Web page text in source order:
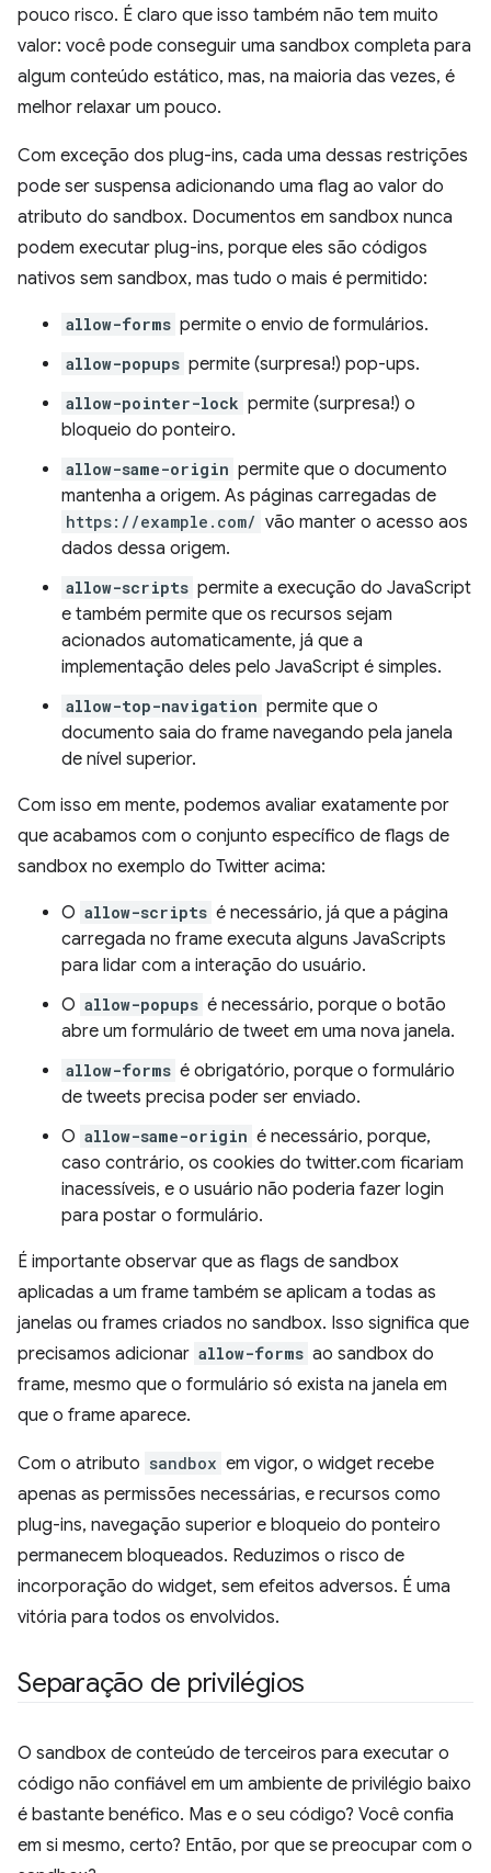
pouco risco. É claro que isso também não tem muito
valor: você pode conseguir uma sandbox completa para
algum conteúdo estático, mas, na maioria das vezes, é
melhor relaxar um pouco.
Com exceção dos plug-ins, cada uma dessas restrições
pode ser suspensa adicionando uma flag ao valor do
atributo do sandbox. Documentos em sandbox nunca
podem executar plug-ins, porque eles são códigos
nativos sem sandbox, mas tudo o mais é permitido:
allow-forms permite o envio de formulários.
allow-popups permite (surpresa!) pop-ups.
allow-pointer-lock permite (surpresa!) o
bloqueio do ponteiro.
allow-same-origin permite que o documento
mantenha a origem. As páginas carregadas de
https://example.com/ vão manter o acesso aos
dados dessa origem.
allow-scripts permite a execução do JavaScript
e também permite que os recursos sejam
acionados automaticamente, já que a
implementação deles pelo JavaScript é simples.
allow-top-navigation permite que o
documento saia do frame navegando pela janela
de nível superior.
Com isso em mente, podemos avaliar exatamente por
que acabamos com o conjunto específico de flags de
sandbox no exemplo do Twitter acima:
O allow-scripts é necessário, já que a página
carregada no frame executa alguns JavaScripts
para lidar com a interação do usuário.
O allow-popups é necessário, porque o botão
abre um formulário de tweet em uma nova janela.
allow-forms é obrigatório, porque o formulário
de tweets precisa poder ser enviado.
O allow-same-origin é necessário, porque,
caso contrário, os cookies do twitter.com ficariam
inacessíveis, e o usuário não poderia fazer login
para postar o formulário.
É importante observar que as flags de sandbox
aplicadas a um frame também se aplicam a todas as
janelas ou frames criados no sandbox. Isso significa que
precisamos adicionar allow-forms ao sandbox do
frame, mesmo que o formulário só exista na janela em
que o frame aparece.
Com o atributo sandbox em vigor, o widget recebe
apenas as permissões necessárias, e recursos como
plug-ins, navegação superior e bloqueio do ponteiro
permanecem bloqueados. Reduzimos o risco de
incorporação do widget, sem efeitos adversos. É uma
vitória para todos os envolvidos.
Separação de privilégios
O sandbox de conteúdo de terceiros para executar o
código não confiável em um ambiente de privilégio baixo
é bastante benéfico. Mas e o seu código? Você confia
em si mesmo, certo? Então, por que se preocupar com o